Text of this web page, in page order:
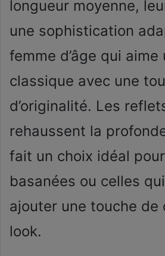
longueur moyenne,
une sophistication
femme d’âge qui aime
classique avec une
d’originalité. Les
rehaussent la
fait un choix idéal
basanées ou celles
ajouter une touche de
look.